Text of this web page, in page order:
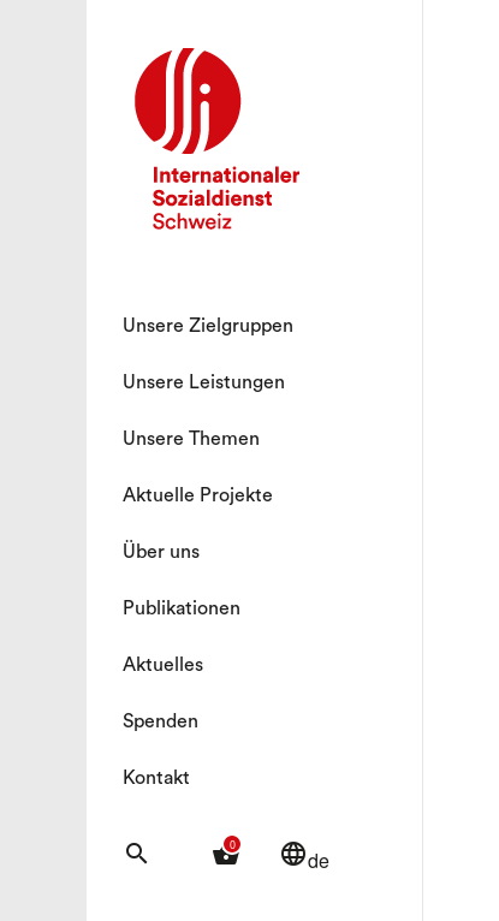
Unsere Zielgruppen
Unsere Leistungen
Unsere Themen
Aktuelle Projekte
Über uns
Publikationen
Aktuelles
Spenden
Kontakt
search 0
shopping_basket languagede